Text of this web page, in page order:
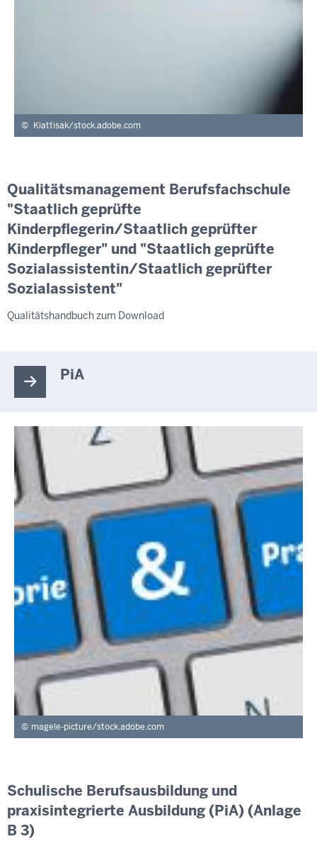
Kiattisak/stock.adobe.com
Qualitätsmanagement Berufsfachschule
"Staatlich geprüfte
Kinderpflegerin/Staatlich geprüfter
Kinderpfleger" und "Staatlich geprüfte
Sozialassistentin/Staatlich geprüfter
Sozialassistent"
Qualitätshandbuch zum Download
PiA
magele-picture/stock.adobe.com
Schulische Berufsausbildung und
praxisintegrierte Ausbildung (PiA) (Anlage
B 3)